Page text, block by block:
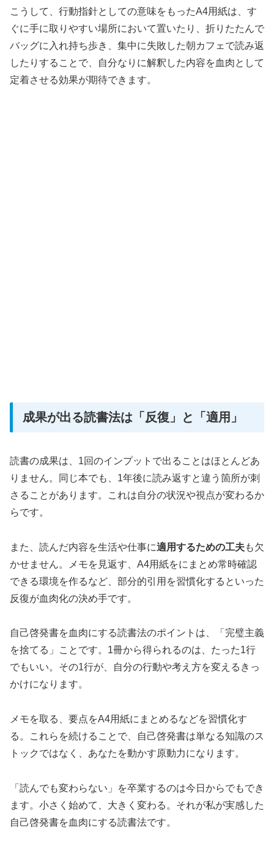
こうして、行動指針としての意味をもったA4用紙は、す
ぐに手に取りやすい場所において置いたり、折りたたんで
バッグに入れ持ち歩き、集中に失敗した朝カフェで読み返
したりすることで、自分なりに解釈した内容を血肉として
定着させる効果が期待できます。
成果が出る読書法は「反復」と「適用」
読書の成果は、1回のインプットで出ることはほとんどあ
りません。同じ本でも、1年後に読み返すと違う箇所が刺
さることがあります。これは自分の状況や視点が変わるか
らです。
また、読んだ内容を生活や仕事に適用するための工夫も欠
かせません。メモを見返す、A4用紙をにまとめ常時確認
できる環境を作るなど、部分的引用を習慣化するといった
反復が血肉化の決め手です。
自己啓発書を血肉にする読書法のポイントは、「完璧主義
を捨てる」ことです。1冊から得られるのは、たった1行
でもいい。その1行が、自分の行動や考え方を変えるきっ
かけになります。
メモを取る、要点をA4用紙にまとめるなどを習慣化す
る。これらを続けることで、自己啓発書は単なる知識のス
トックではなく、あなたを動かす原動力になります。
「読んでも変わらない」を卒業するのは今日からでもでき
ます。小さく始めて、大きく変わる。それが私が実感した
自己啓発書を血肉にする読書法です。